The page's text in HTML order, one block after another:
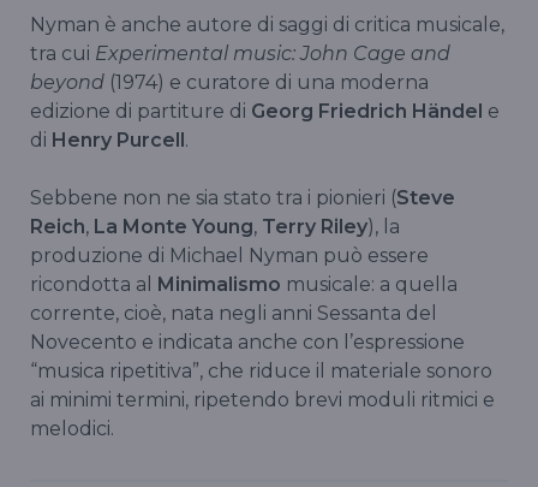
Nyman è anche autore di saggi di critica musicale,
tra cui Experimental music: John Cage and
beyond (1974) e curatore di una moderna
edizione di partiture di Georg Friedrich Händel e
di Henry Purcell.
Sebbene non ne sia stato tra i pionieri (Steve
Reich, La Monte Young, Terry Riley), la
produzione di Michael Nyman può essere
ricondotta al Minimalismo musicale: a quella
corrente, cioè, nata negli anni Sessanta del
Novecento e indicata anche con l’espressione
“musica ripetitiva”, che riduce il materiale sonoro
ai minimi termini, ripetendo brevi moduli ritmici e
melodici.